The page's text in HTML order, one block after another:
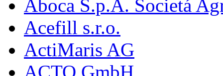
Aboca S.p.A. Societá
Acefill s.r.o.
ActiMaris AG